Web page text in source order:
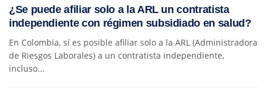
¿Se puede afiliar solo a la ARL un contratista
independiente con régimen subsidiado en salud?
En Colombia, sí es posible afiliar solo a la ARL (Administradora
de Riesgos Laborales) a un contratista independiente,
incluso...